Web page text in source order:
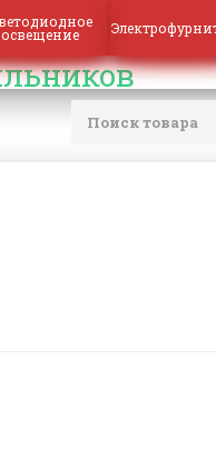
освещение